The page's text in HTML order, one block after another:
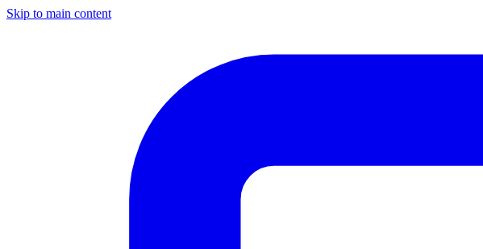
Skip to main content